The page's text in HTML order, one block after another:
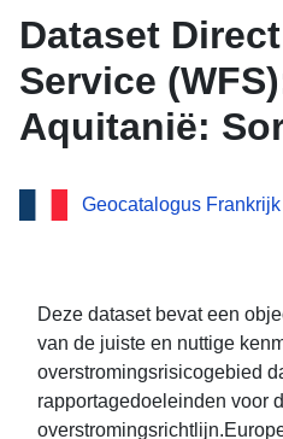
Dataset
Service
Aquitanië:
Agen —
rechtsweg en
beschrijven,
Geocatalogus Frankrijk
Deze dataset bevat een
van de juiste en nuttige
overstromingsrisicogebied
rapportagedoeleinden voor